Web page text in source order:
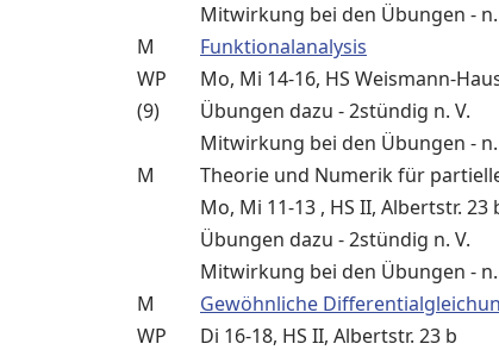
Mitwirkung bei den Übungen - n.
M
Funktionalanalysis
WP
Mo, Mi 14-16, HS Weismann-
(9)
Übungen dazu - 2stündig n. V.
Mitwirkung bei den Übungen - n.
M
Theorie und Numerik für
Mo, Mi 11-13 , HS II, Albertstr. 23
Übungen dazu - 2stündig n. V.
Mitwirkung bei den Übungen - n.
M
Gewöhnliche
WP
Di 16-18, HS II, Albertstr. 23 b